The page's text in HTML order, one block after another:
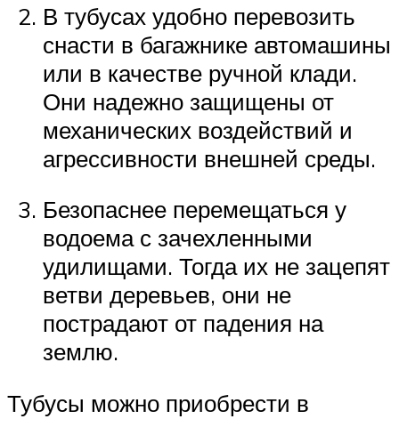
В тубусах удобно перевозить
снасти в багажнике автомашины
или в качестве ручной клади.
Они надежно защищены от
механических воздействий и
агрессивности внешней среды.
Безопаснее перемещаться у
водоема с зачехленными
удилищами. Тогда их не зацепят
ветви деревьев, они не
пострадают от падения на
землю.
Тубусы можно приобрести в